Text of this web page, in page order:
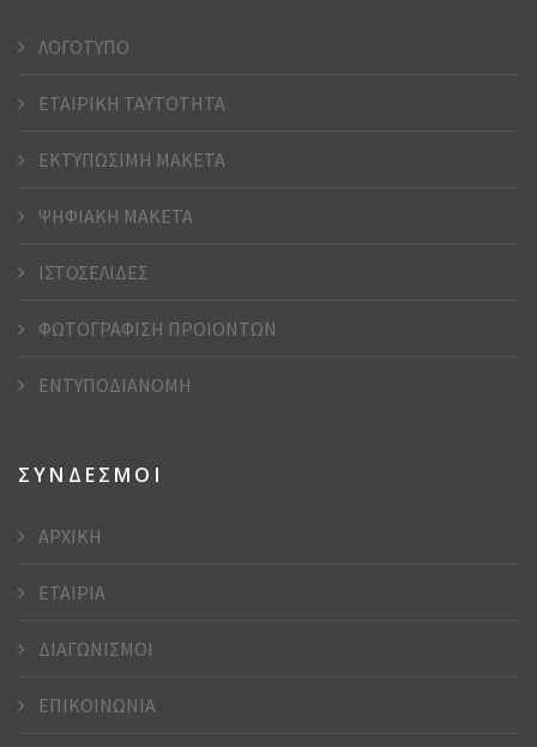
ΛΟΓΟΤΥΠΟ
ΕΤΑΙΡΙΚΗ ΤΑΥΤΟΤΗΤΑ
ΕΚΤΥΠΩΣΙΜΗ ΜΑΚΕΤΑ
ΨΗΦΙΑΚΗ ΜΑΚΕΤΑ
ΙΣΤΟΣΕΛΙΔΕΣ
ΦΩΤΟΓΡΑΦΙΣΗ ΠΡΟΙΟΝΤΩΝ
ΕΝΤΥΠΟΔΙΑΝΟΜΗ
ΣΥΝΔΕΣΜΟΙ
ΑΡΧΙΚΗ
ΕΤΑΙΡΙΑ
ΔΙΑΓΩΝΙΣΜΟΙ
ΕΠΙΚΟΙΝΩΝΙΑ